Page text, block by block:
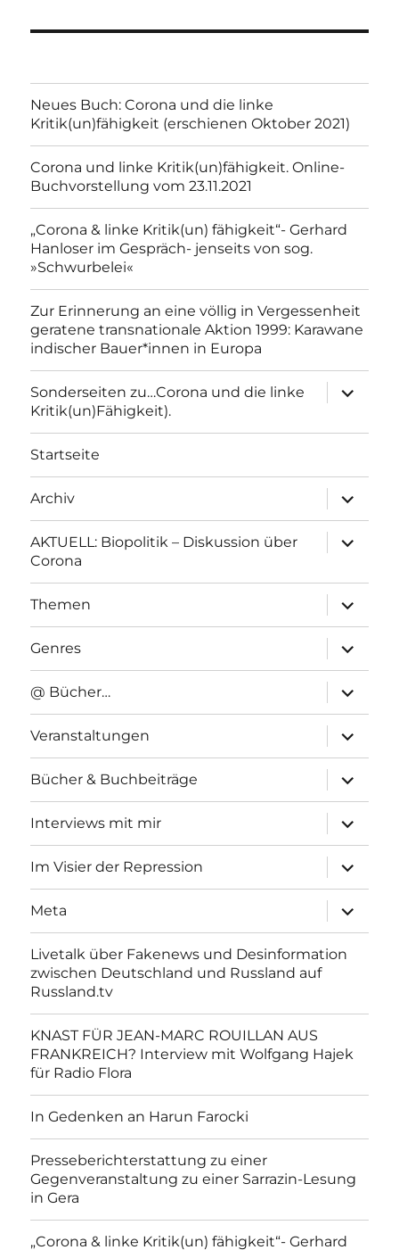
Neues Buch: Corona und die linke
Kritik(un)fähigkeit (erschienen Oktober 2021)
Corona und linke Kritik(un)fähigkeit. Online-
Buchvorstellung vom 23.11.2021
„Corona & linke Kritik(un) fähigkeit“- Gerhard
Hanloser im Gespräch- jenseits von sog.
»Schwurbelei«
Zur Erinnerung an eine völlig in Vergessenheit
geratene transnationale Aktion 1999: Karawane
indischer Bauer*innen in Europa
Sonderseiten zu…Corona und die linke
Kritik(un)Fähigkeit).
anzeigen
Startseite
Archiv
anzeigen
AKTUELL: Biopolitik – Diskussion über
Corona
anzeigen
Themen
anzeigen
Genres
anzeigen
@ Bücher…
anzeigen
Veranstaltungen
anzeigen
Bücher & Buchbeiträge
anzeigen
Interviews mit mir
anzeigen
Im Visier der Repression
anzeigen
Meta
anzeigen
Livetalk über Fakenews und Desinformation
zwischen Deutschland und Russland auf
Russland.tv
KNAST FÜR JEAN-MARC ROUILLAN AUS
FRANKREICH? Interview mit Wolfgang Hajek
für Radio Flora
In Gedenken an Harun Farocki
Presseberichterstattung zu einer
Gegenveranstaltung zu einer Sarrazin-Lesung
in Gera
„Corona & linke Kritik(un) fähigkeit“- Gerhard